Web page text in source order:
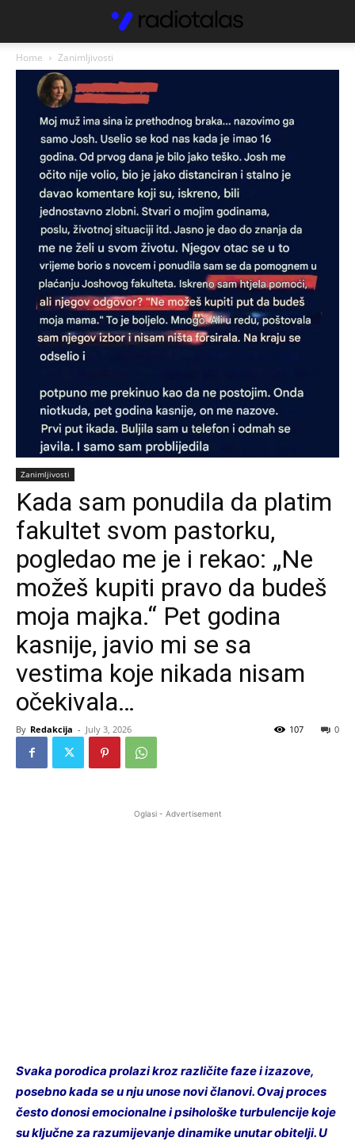
Home Zanimljivosti
Zanimljivosti
Kada sam ponudila da platim
fakultet svom pastorku,
pogledao me je i rekao: „Ne
možeš kupiti pravo da budeš
moja majka.“ Pet godina
kasnije, javio mi se sa
vestima koje nikada nisam
očekivala…
By Redakcija - July 3, 2026 0
107
Oglasi - Advertisement
Svaka porodica prolazi kroz različite faze i izazove,
posebno kada se u nju unose novi članovi. Ovaj proces
često donosi emocionalne i psihološke turbulencije koje
su ključne za razumijevanje dinamike unutar obitelji. U